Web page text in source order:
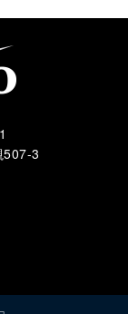
507-3